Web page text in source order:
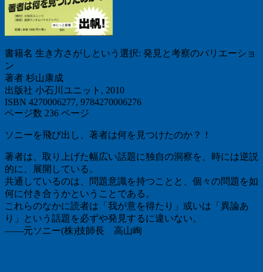
書籍名 生き方さがしという選択: 発見と考察のバリエーショ
ン
著者 杉山康成
出版社 小石川ユニット, 2010
ISBN 4270006277, 9784270006276
ページ数 236 ページ
ソニーを飛び出し、著者は何を見つけたのか？！
著者は、取り上げた幅広い話題に独自の洞察を、時には逆説
的に、展開している。
共通しているのは、問題意識を持つことと、個々の問題を如
何に付き合うかということである。
これらのなかに読者は「我が意を得たり」或いは「異論あ
り」という話題を必ずや発見するに違いない。
――元ソニー(株)技師長 高山峋